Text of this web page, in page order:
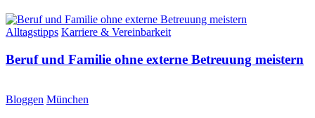
Alltagstipps Karriere & Vereinbarkeit
Beruf und Familie ohne externe Betreuung meistern
Bloggen München